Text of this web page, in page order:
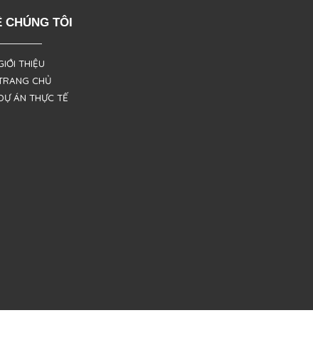
CHÚNG TÔI
THIỆU
CHỦ
ÁN THỰC TẾ